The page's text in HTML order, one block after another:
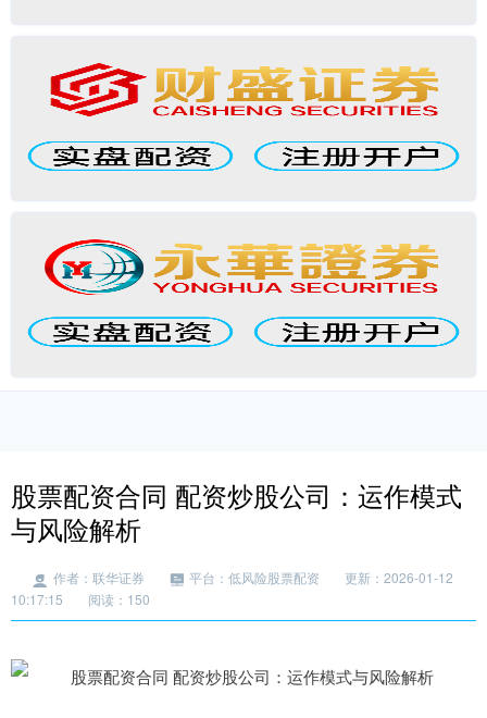
股票配资合同 配资炒股公司：运作模式
与风险解析
作者：联华证券 平台：低风险股票配资
更新：2026-01-12
10:17:15
阅读：150